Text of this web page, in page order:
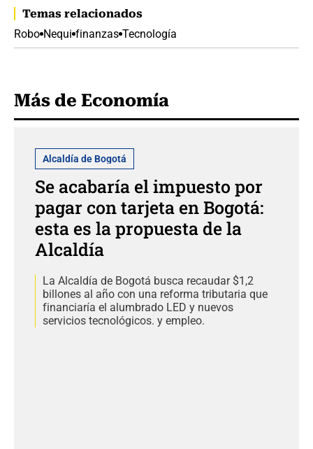
Temas relacionados
Robo Nequi finanzas Tecnología
Más de Economía
Alcaldía de Bogotá
Se acabaría el impuesto por
pagar con tarjeta en Bogotá:
esta es la propuesta de la
Alcaldía
La Alcaldía de Bogotá busca recaudar $1,2
billones al año con una reforma tributaria que
financiaría el alumbrado LED y nuevos
servicios tecnológicos. y empleo.